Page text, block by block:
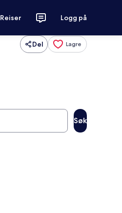
Reiser Logg på
Del Lagre
Søk